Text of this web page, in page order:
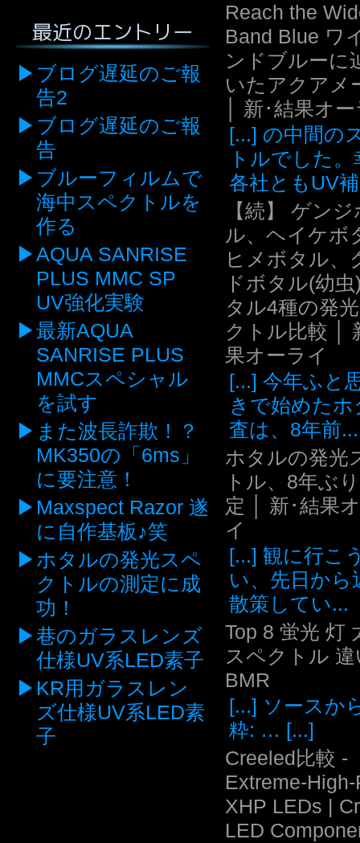
最近のエントリー
ブログ遅延のご報
告2
ブログ遅延のご報
告
ブルーフィルムで
海中スペクトルを
作る
AQUA SANRISE
PLUS MMC SP
UV強化実験
最新AQUA
SANRISE PLUS
MMCスペシャル
を試す
また波長詐欺！？
MK350の「6ms」
に要注意！
Maxspect Razor 遂
に自作基板♪笑
ホタルの発光スペ
クトルの測定に成
功！
巷のガラスレンズ
仕様UV系LED素子
KR用ガラスレン
ズ仕様UV系LED素
子
Reach the
Band Blue ワ
ンドブルーに
いたアクアメ
│ 新･結果オ
[...] の中間の
トルでした
各社ともUV
【続】 ゲン
ル、ヘイケボ
ヒメボタル、
ドボタル(幼
タル4種の発
クトル比較 │
果オーライ
[...] 今年ふと
きで始めたホ
査は、8年前...
ホタルの発光
トル、8年ぶ
定 │ 新･結果
イ
[...] 観に行こ
い、先日から
散策してい...
Top 8 蛍光 灯
スペクトル 違
BMR
[...] ソースか
粋: … [...]
Creeled比較 -
Extreme-
XHP LEDs |
LED